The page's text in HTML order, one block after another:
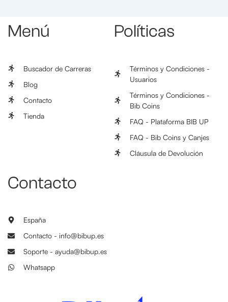
Menú
Buscador de Carreras
Blog
Contacto
Tienda
Políticas
Términos y Condiciones -
Usuarios
Términos y Condiciones -
Bib Coins
FAQ - Plataforma BIB UP
FAQ - Bib Coins y Canjes
Cláusula de Devolución
Contacto
España
Contacto - info@bibup.es
Soporte - ayuda@bibup.es
Whatsapp